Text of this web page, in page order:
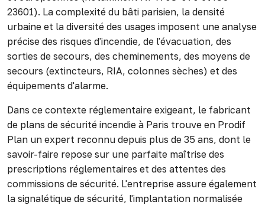
23601). La complexité du bâti parisien, la densité
urbaine et la diversité des usages imposent une analyse
précise des risques d'incendie, de l'évacuation, des
sorties de secours, des cheminements, des moyens de
secours (extincteurs, RIA, colonnes sèches) et des
équipements d'alarme.
Dans ce contexte réglementaire exigeant, le fabricant
de plans de sécurité incendie à Paris trouve en Prodif
Plan un expert reconnu depuis plus de 35 ans, dont le
savoir-faire repose sur une parfaite maîtrise des
prescriptions réglementaires et des attentes des
commissions de sécurité. L'entreprise assure également
la signalétique de sécurité, l'implantation normalisée